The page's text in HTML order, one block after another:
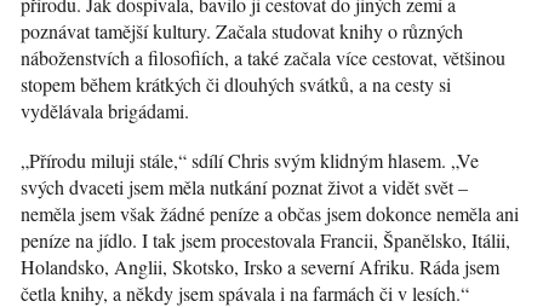
poznávat tamější kultury. Začala studovat knihy o různých
náboženstvích a filosofiích, a také začala více cestovat, většinou
stopem během krátkých či dlouhých svátků, a na cesty si
vydělávala brigádami.
„Přírodu miluji stále,“ sdílí Chris svým klidným hlasem. „Ve
svých dvaceti jsem měla nutkání poznat život a vidět svět –
neměla jsem však žádné peníze a občas jsem dokonce neměla ani
peníze na jídlo. I tak jsem procestovala Francii, Španělsko, Itálii,
Holandsko, Anglii, Skotsko, Irsko a severní Afriku. Ráda jsem
četla knihy, a někdy jsem spávala i na farmách či v lesích.“